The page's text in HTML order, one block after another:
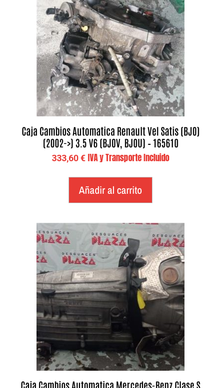
Caja Cambios Automatica Renault Vel Satis (BJ0)
(2002->) 3.5 V6 (BJ0V, BJ0U) – 165610
333,60€ IVA y Transporte Incluido
Añadir al carrito
Caja Cambios Automatica Mercedes-Benz Clase S